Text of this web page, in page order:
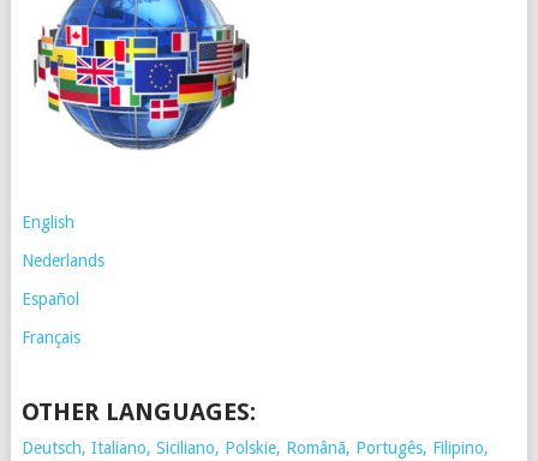
English
Nederlands
Español
Français
OTHER LANGUAGES:
Deutsch, Italiano, Siciliano, Polskie, Românã, Portugês, Filipino,